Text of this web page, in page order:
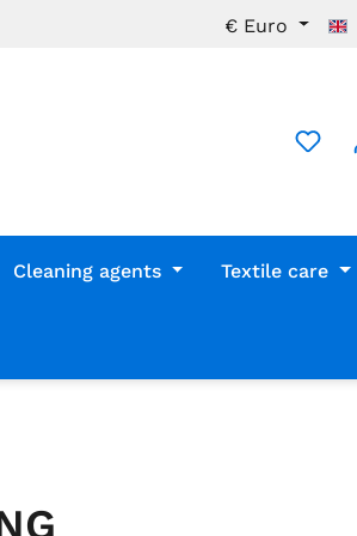
€ Euro
Cleaning agents Textile care